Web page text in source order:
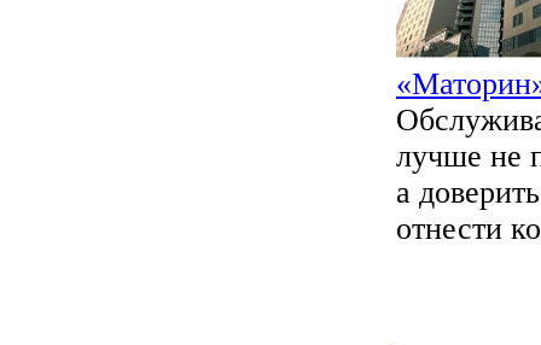
лучше не
а
отнести